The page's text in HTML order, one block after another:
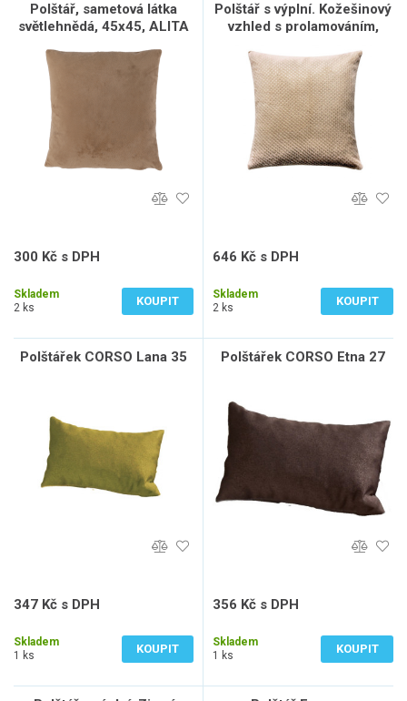
Polštář, sametová látka
světlehnědá, 45x45, ALITA
300 Kč s DPH
Skladem
2 ks
KOUPIT
Polštář s výplní. Kožešinový
vzhled s prolamováním,
2 ks
646 Kč s DPH
Skladem
2 ks
KOUPIT
Polštářek CORSO Lana 35
347 Kč s DPH
Skladem
1 ks
KOUPIT
Polštářek CORSO Etna 27
356 Kč s DPH
Skladem
1 ks
KOUPIT